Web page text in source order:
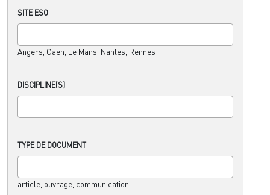
SITE ESO
Angers, Caen, Le Mans, Nantes, Rennes
DISCIPLINE(S)
TYPE DE DOCUMENT
article, ouvrage, communication,....